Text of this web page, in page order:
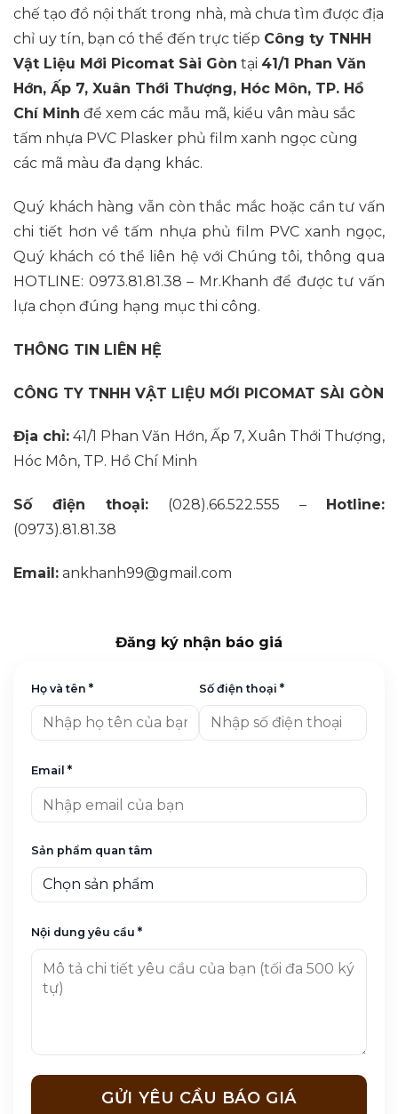
chế tạo đồ nội thất trong nhà, mà chưa tìm được địa
chỉ uy tín, bạn có thể đến trực tiếp Công ty TNHH
Vật Liệu Mới Picomat Sài Gòn tại 41/1 Phan Văn
Hớn, Ấp 7, Xuân Thới Thượng, Hóc Môn, TP. Hồ
Chí Minh để xem các mẫu mã, kiểu vân màu sắc
tấm nhựa PVC Plasker phủ film xanh ngọc cùng
các mã màu đa dạng khác.
Quý khách hàng vẫn còn thắc mắc hoặc cần tư vấn
chi tiết hơn về tấm nhựa phủ film PVC xanh ngọc,
Quý khách có thể liên hệ với Chúng tôi, thông qua
HOTLINE: 0973.81.81.38 – Mr.Khanh để được tư vấn
lựa chọn đúng hạng mục thi công.
THÔNG TIN LIÊN HỆ
CÔNG TY TNHH VẬT LIỆU MỚI PICOMAT SÀI GÒN
Địa chỉ: 41/1 Phan Văn Hớn, Ấp 7, Xuân Thới Thượng,
Hóc Môn, TP. Hồ Chí Minh
Số điện thoại: (028).66.522.555 –
Hotline:
(0973).81.81.38
Email: ankhanh99@gmail.com
Đăng ký nhận báo giá
Họ và tên * Số điện thoại *
Email *
Sản phẩm quan tâm
Nội dung yêu cầu *